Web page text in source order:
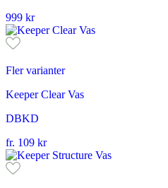
999 kr
Fler varianter
Keeper Clear Vas
DBKD
fr. 109 kr